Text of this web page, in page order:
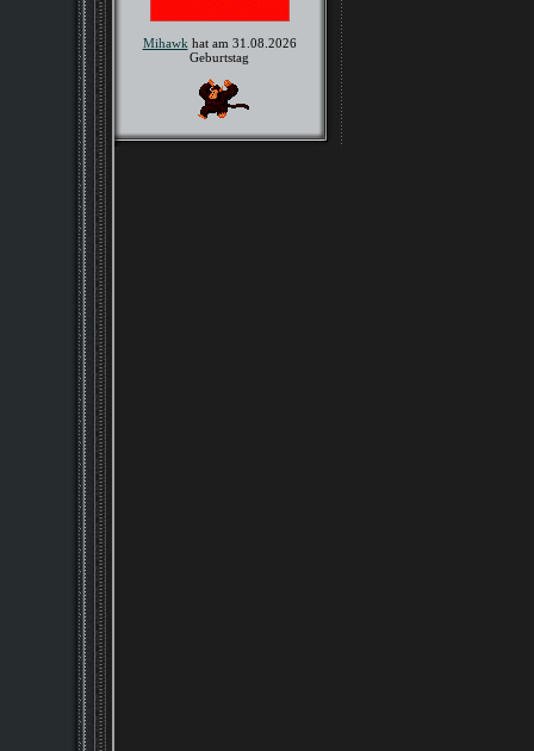
Mihawk hat am 31.08.2026
Geburtstag